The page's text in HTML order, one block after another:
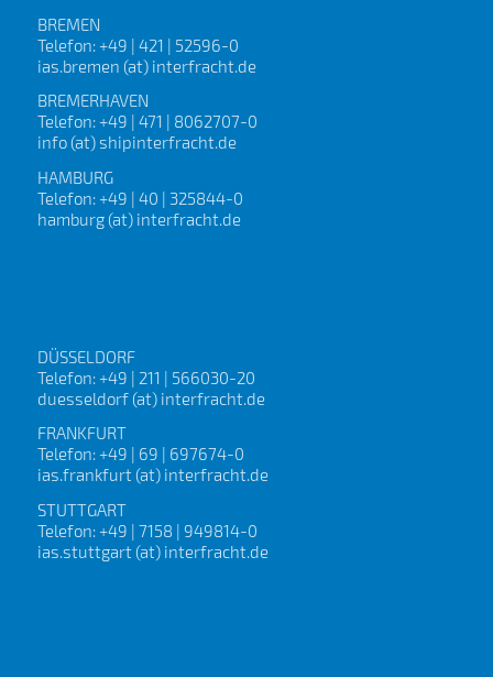
BREMEN
Telefon: +49 | 421 | 52596-0
ias.bremen (at) interfracht.de
BREMERHAVEN
Telefon: +49 | 471 | 8062707-0
info (at) shipinterfracht.de
HAMBURG
Telefon: +49 | 40 | 325844-0
hamburg (at) interfracht.de
DÜSSELDORF
Telefon: +49 | 211 | 566030-20
duesseldorf (at) interfracht.de
FRANKFURT
Telefon: +49 | 69 | 697674-0
ias.frankfurt (at) interfracht.de
STUTTGART
Telefon: +49 | 7158 | 949814-0
ias.stuttgart (at) interfracht.de